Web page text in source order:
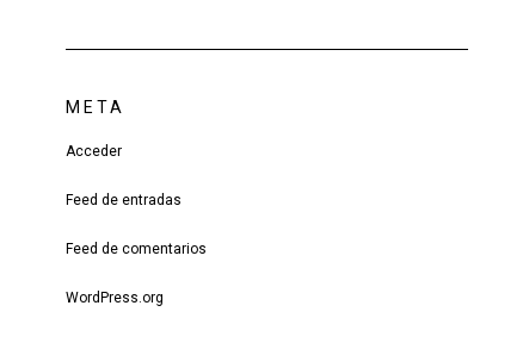
META
Acceder
Feed de entradas
Feed de comentarios
WordPress.org